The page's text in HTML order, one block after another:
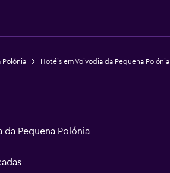
Polónia Hotéis em Voivodia da Pequena Polónia
da Pequena Polónia